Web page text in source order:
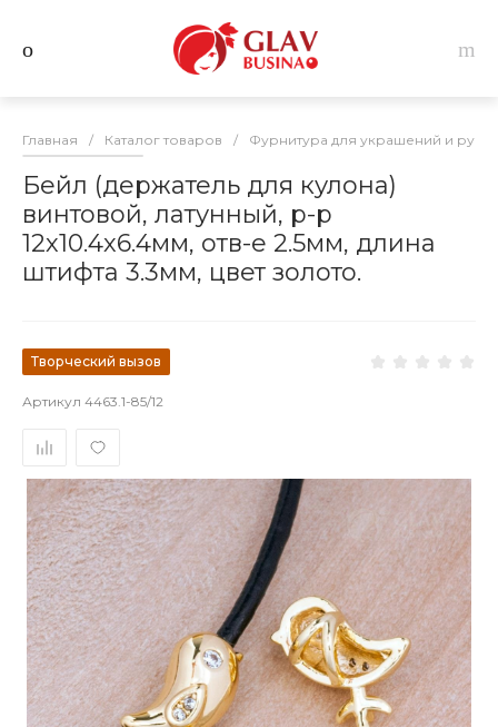
Главная / Каталог товаров / Фурнитура для украшений и
Бейл (держатель для кулона)
винтовой, латунный, р-р
12х10.4х6.4мм, отв-е 2.5мм, длина
штифта 3.3мм, цвет золото.
Творческий вызов
Артикул 4463.1-85/12